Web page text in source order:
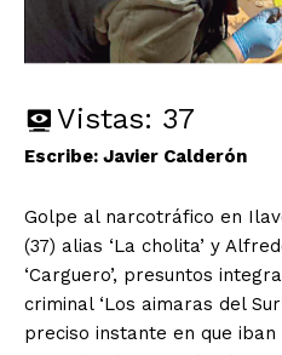
Vistas: 37
Escribe: Javier Calderón
Golpe al narcotráfico en
(37) alias ‘La cholita’ y
‘Carguero’, presuntos
criminal ‘Los aimaras del
preciso instante en que